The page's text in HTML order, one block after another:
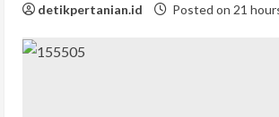
detikpertanian.id Posted on 21